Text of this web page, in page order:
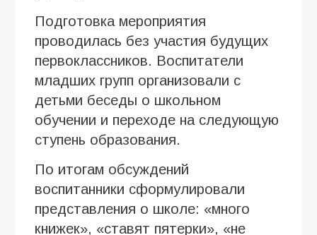
Подготовка мероприятия
проводилась без участия будущих
первоклассников. Воспитатели
младших групп организовали с
детьми беседы о школьном
обучении и переходе на следующую
ступень образования.
По итогам обсуждений
воспитанники сформулировали
представления о школе: «много
книжек», «ставят пятерки», «не